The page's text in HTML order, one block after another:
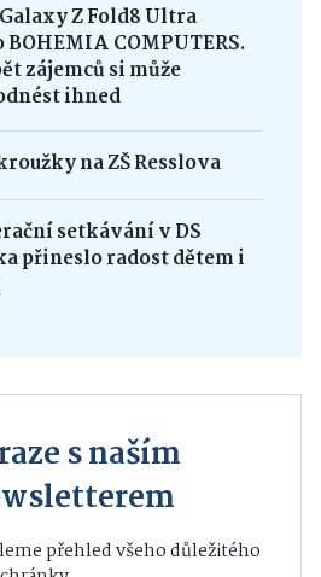
Z Fold8 Ultra
COMPUTERS.
zájemců si může
ihned
na ZŠ Resslova
setkávání v DS
přineslo radost dětem i
s naším
přehled všeho důležitého